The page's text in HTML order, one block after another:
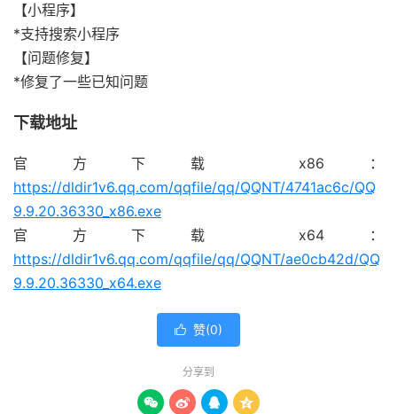
【小程序】
*支持搜索小程序
【问题修复】
*修复了一些已知问题
下载地址
官方下载 x86：
https://dldir1v6.qq.com/qqfile/qq/QQNT/4741ac6c/QQ
9.9.20.36330_x86.exe
官方下载 x64：
https://dldir1v6.qq.com/qqfile/qq/QQNT/ae0cb42d/QQ
9.9.20.36330_x64.exe
 赞(0)
分享到
   